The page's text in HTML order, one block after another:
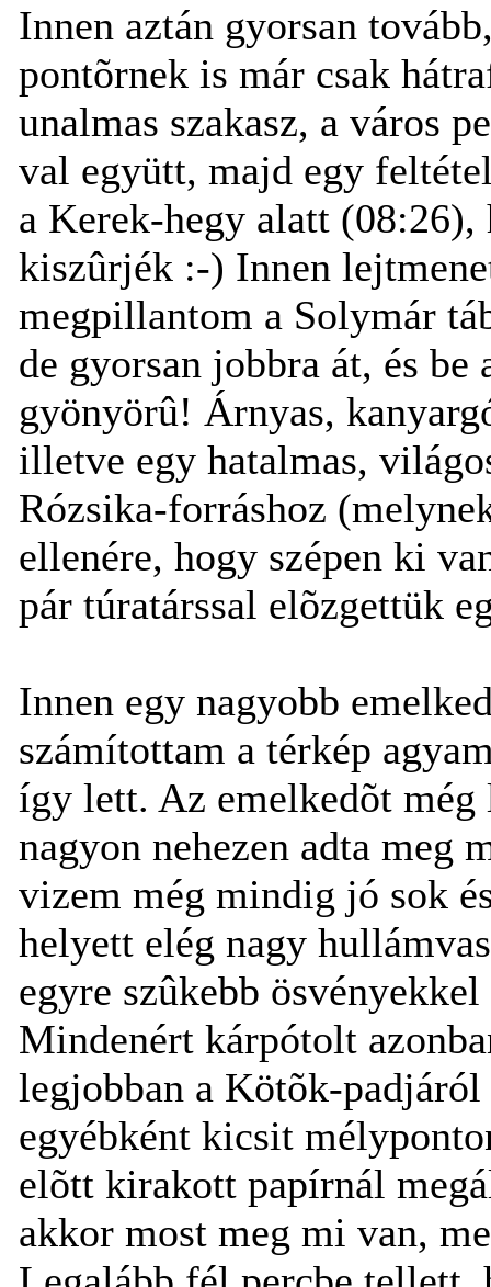
Innen aztán gyorsan
pontõrnek is már csak
unalmas szakasz, a város
val együtt, majd egy
a Kerek-hegy alatt
kiszûrjék :-) Innen
megpillantom a Solymár
de gyorsan jobbra át, és
gyönyörû! Árnyas,
illetve egy hatalmas,
Rózsika-forráshoz
ellenére, hogy szépen ki
pár túratárssal elõzgettük
Innen egy nagyobb
számítottam a térkép
így lett. Az emelkedõt még
nagyon nehezen adta meg
vizem még mindig jó sok
helyett elég nagy
egyre szûkebb
Mindenért kárpótolt
legjobban a Kötõk-
egyébként kicsit
elõtt kirakott papírnál
akkor most meg mi van,